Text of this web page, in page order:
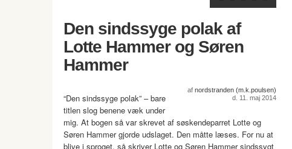
Den sindssyge polak af
Lotte Hammer og Søren
Hammer
af nordstranden (m.k.poulsen)
d. 11. maj 2014
“Den sindssyge polak” – bare
titlen slog benene væk under
mig. At bogen så var skrevet af søskendeparret Lotte og
Søren Hammer gjorde udslaget. Den måtte læses. For nu at
blive i sproget, så skriver Lotte og Søren Hammer sindssygt